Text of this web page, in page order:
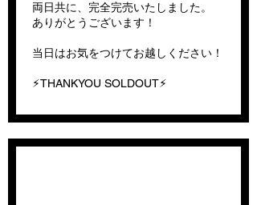
両日共に、完全完売いたしました。
ありがとうございます！
当日はお気をつけてお越しください！
⚡︎THANKYOU SOLDOUT⚡︎